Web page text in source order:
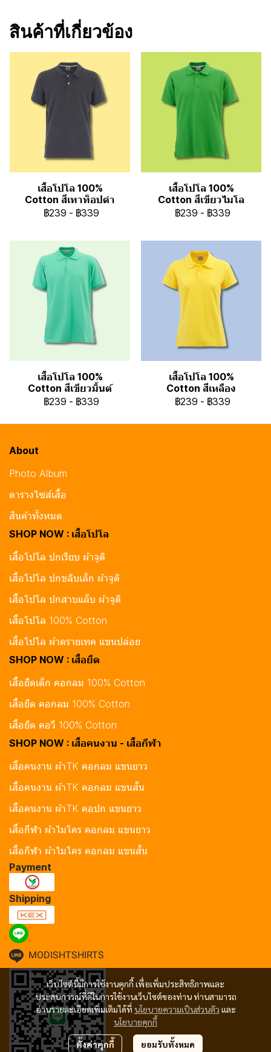
สินค้าที่เกี่ยวข้อง
เสื้อโปโล 100%
Cotton สีเทาท็อปดำ
฿239 - ฿339
เสื้อโปโล 100%
Cotton สีเขียวไมโล
฿239 - ฿339
เสื้อโปโล 100%
Cotton สีเขียวมิ้นต์
฿239 - ฿339
เสื้อโปโล 100%
Cotton สีเหลือง
฿239 - ฿339
เว็บไซต์นี้มีการใช้งานคุกกี้ เพื่อเพิ่มประสิทธิภาพและ
ประสบการณ์ที่ดีในการใช้งานเว็บไซต์ของท่าน ท่านสามารถ
อ่านรายละเอียดเพิ่มเติมได้ที่ นโยบายความเป็นส่วนตัว และ
นโยบายคุกกี้
ตั้งค่าคุกกี้ ยอมรับทั้งหมด
About
Photo Album
ตารางไซส์เสื้อ
สินค้าทั้งหมด
SHOP NOW : เสื้อโปโล
เสื้อโปโล ปกเรียบ ผ้าจูติ
เสื้อโปโล ปกขลิบเล็ก ผ้าจูติ
เสื้อโปโล ปกสาบแล็บ ผ้าจูติ
เสื้อโปโล 100% Cotton
เสื้อโปโล ผ้าดรายเทค แขนปล่อย
SHOP NOW : เสื้อยืด
เสื้อยืดเด็ก คอกลม 100% Cotton
เสื้อยืด คอกลม 100% Cotton
เสื้อยืด คอวี 100% Cotton
SHOP NOW : เสื้อคนงาน - เสื้อกีฬา
เสื้อคนงาน ผ้าTK คอกลม แขนยาว
เสื้อคนงาน ผ้าTK คอกลม แขนสั้น
เสื้อคนงาน ผ้าTK คอปก แขนยาว
เสื้อกีฬา ผ้าไมโคร คอกลม แขนยาว
เสื้อกีฬา ผ้าไมโคร คอกลม แขนสั้น
Payment
Shipping
MODISHTSHIRTS